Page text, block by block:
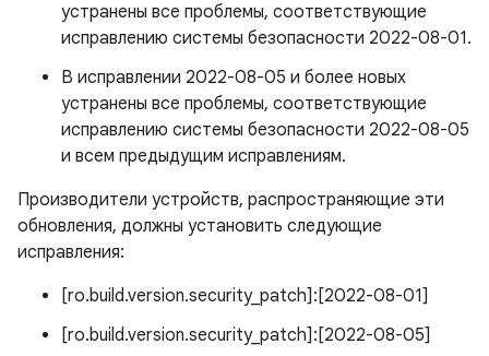
устранены все проблемы, соответствующие
исправлению системы безопасности 2022-08-01.
В исправлении 2022-08-05 и более новых
устранены все проблемы, соответствующие
исправлению системы безопасности 2022-08-05
и всем предыдущим исправлениям.
Производители устройств, распространяющие эти
обновления, должны установить следующие
исправления:
[ro.build.version.security_patch]:[2022-08-01]
[ro.build.version.security_patch]:[2022-08-05]